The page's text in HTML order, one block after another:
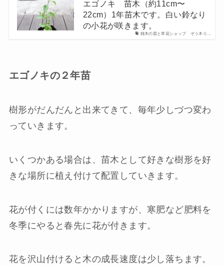
雑木の苗と草花ショップ ぞう木り...
エゴノキ 苗木（約11cm〜
22cm）1年苗木です。白い鈴なり
の小花が咲きます。
エゴノキの２年苗
樹形がだんだんと出来てきて、毎年少しづつ変わ
っていきます。
いくつかある場合は、苗木として好きな樹形を好
きな場所に植え付けて配置していきます。
花が付くには数年かかりますが、寒肥など肥料を
冬季にやると春先に花が付きます。
花を沢山付けると木の成長速度は少し落ちます。